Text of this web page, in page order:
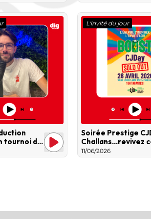
tournoi de
L'invité du jour
Soirée Prestige
Challans…revivez
moment !
11/06/2026